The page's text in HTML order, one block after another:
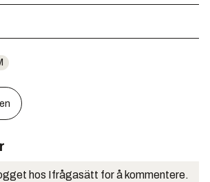
hos Ifrågasätt for å kommentere.